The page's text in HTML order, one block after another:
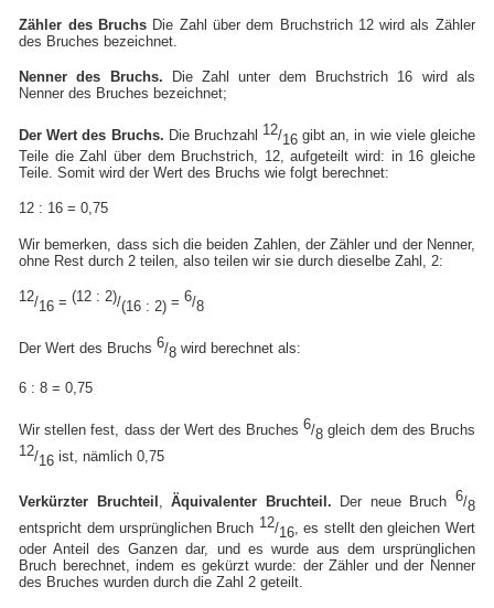
Zähler des BruchsDie Zahl über dem Bruchstrich 12 wird als Zähler
des Bruches bezeichnet.
Nenner des Bruchs. Die Zahl unter dem Bruchstrich 16 wird als
Nenner des Bruches bezeichnet;
Der Wert des Bruchs. Die Bruchzahl 12/16 gibt an, in wie viele gleiche
Teile die Zahl über dem Bruchstrich, 12, aufgeteilt wird: in 16 gleiche
Teile. Somit wird der Wert des Bruchs wie folgt berechnet:
12 : 16 = 0,75
Wir bemerken, dass sich die beiden Zahlen, der Zähler und der Nenner,
ohne Rest durch 2 teilen, also teilen wir sie durch dieselbe Zahl, 2:
12/16 =(12 : 2)/(16 : 2) =6/8
Der Wert des Bruchs6/8 wird berechnet als:
6 : 8 = 0,75
Wir stellen fest, dass der Wert des Bruches6/8 gleich dem des Bruchs
12/16 ist, nämlich 0,75
Verkürzter Bruchteil ,Äquivalenter Bruchteil. Der neue Bruch 6/8
entspricht dem ursprünglichen Bruch 12/16, es stellt den gleichen Wert
oder Anteil des Ganzen dar, und es wurde aus dem ursprünglichen
Bruch berechnet, indem es gekürzt wurde: der Zähler und der Nenner
des Bruches wurden durch die Zahl 2 geteilt.